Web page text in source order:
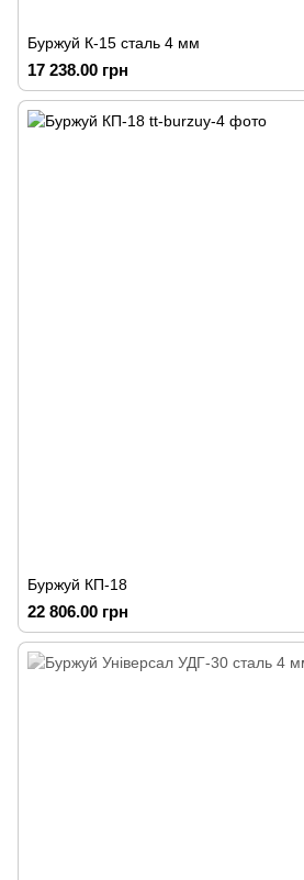
Буржуй К-15 сталь 4 мм
17 238.00 грн
Буржуй КП-18
22 806.00 грн